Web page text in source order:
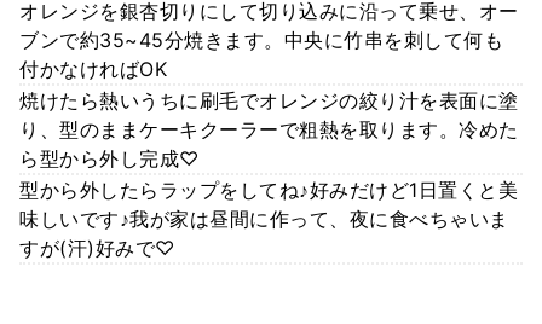
オレンジを銀杏切りにして切り込みに沿って乗せ、オー
ブンで約35~45分焼きます。中央に竹串を刺して何も
付かなければOK
焼けたら熱いうちに刷毛でオレンジの絞り汁を表面に塗
り、型のままケーキクーラーで粗熱を取ります。冷めた
ら型から外し完成♡
型から外したらラップをしてね♪好みだけど1日置くと美
味しいです♪我が家は昼間に作って、夜に食べちゃいま
すが(汗)好みで♡